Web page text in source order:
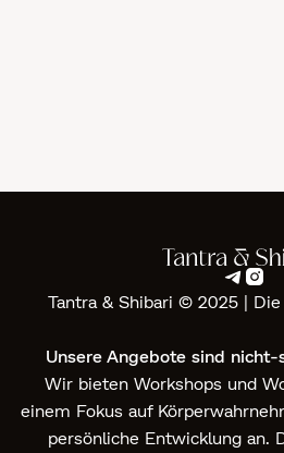
 
Tantra & Shibari © 2025 | Die
Unsere Angebote sind
Wir bieten Workshops und
einem Fokus auf
persönliche Entwicklung an.